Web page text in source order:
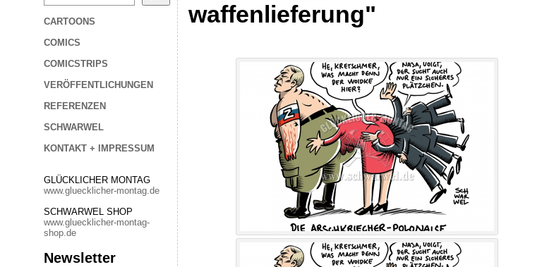
CARTOONS
COMICS
COMICSTRIPS
VERÖFFENTLICHUNGEN
REFERENZEN
SCHWARWEL
KONTAKT + IMPRESSUM
GLÜCKLICHER MONTAG
www.gluecklicher-montag.de
SCHWARWEL SHOP
www.gluecklicher-montag-
shop.de
Newsletter
waffenlieferung"